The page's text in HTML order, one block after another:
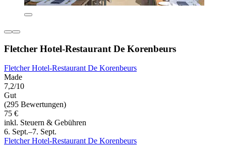
Fletcher Hotel-Restaurant De Korenbeurs
Fletcher Hotel-Restaurant De Korenbeurs
Made
7,2/10
Gut
(295 Bewertungen)
75 €
inkl. Steuern & Gebühren
6. Sept.–7. Sept.
Fletcher Hotel-Restaurant De Korenbeurs